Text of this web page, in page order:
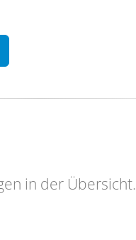
in der Übersicht.